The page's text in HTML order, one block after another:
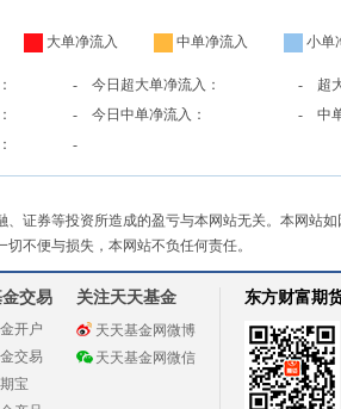
大单净流入 中单净流入 小单
- 今日超大单净流入： - 超
- 今日中单净流入： - 中
-
证券等投资所造成的盈亏与本网站无关。本网站
不便与损失，本网站不负任何责任。
交易
开户
交易
宝
关注天天基金
天天基金网微博
天天基金网微信
东方财富期